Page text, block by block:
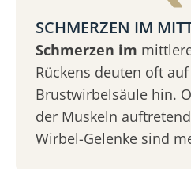
SCHMERZEN IM
Schmerzen im
Rückens deuten oft
Brustwirbelsäule hin.
der Muskeln
Wirbel-Gelenke sind